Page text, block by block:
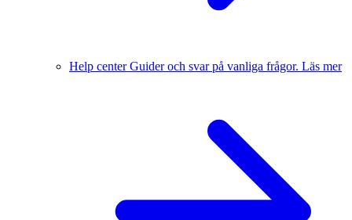
Help centerGuider och svar på vanliga frågor. Läs mer